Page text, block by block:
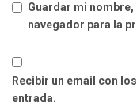
Guardar mi
navegador para la
Recibir un email con
entrada.